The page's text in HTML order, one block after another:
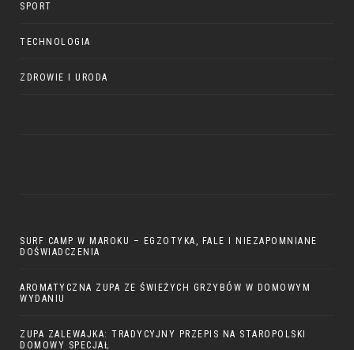
SPORT
TECHNOLOGIA
ZDROWIE I URODA
SURF CAMP W MAROKU – EGZOTYKA, FALE I NIEZAPOMNIANE
DOŚWIADCZENIA
AROMATYCZNA ZUPA ZE ŚWIEŻYCH GRZYBÓW W DOMOWYM
WYDANIU
ZUPA ZALEWAJKA: TRADYCYJNY PRZEPIS NA STAROPOLSKI
DOMOWY SPECJAŁ